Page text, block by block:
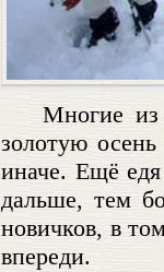
Многие из
золотую
иначе. Ещё едя
дальше, тем
новичков, в
впереди.